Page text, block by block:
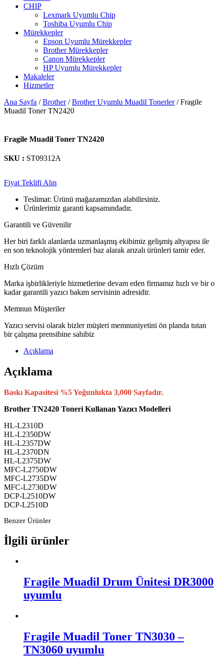
CHIP
Lexmark Uyumlu Chip
Toshiba Uyumlu Chip
Mürekkepler
Epson Uyumlu Mürekkepler
Brother Mürekkepler
Canon Mürekkepler
HP Uyumlu Mürekkepler
Makaleler
Hizmetler
Ana Sayfa /Brother/Brother Uyumlu Muadil Tonerler/ Fragile
Muadil Toner TN2420
Fragile Muadil Toner TN2420
SKU : ST09312A
Fiyat Teklifi Alın
Teslimat: Ürünü mağazamızdan alabilirsiniz.
Ürünlerimiz garanti kapsamındadır.
Garantili ve Güvenilir
Her biri farklı alanlarda uzmanlaşmış ekibimiz gelişmiş altyapısı ile
en son teknolojik yöntemleri baz alarak arızalı ürünleri tamir eder.
Hızlı Çözüm
Marka işbirlikleriyle hizmetlerine devam eden firmamız hızlı ve bir o
kadar garantili yazıcı bakım servisinin adresidir.
Memnun Müşteriler
Yazıcı servisi olarak bizler müşteri memnuniyetini ön planda tutan
bir çalışma prensibine sahibiz
Açıklama
Açıklama
Baskı Kapasitesi %5 Yoğunlukta 3,000 Sayfadır.
Brother TN2420 Toneri Kullanan Yazıcı Modelleri
HL-L2310D
HL-L2350DW
HL-L2357DW
HL-L2370DN
HL-L2375DW
MFC-L2750DW
MFC-L2735DW
MFC-L2730DW
DCP-L2510DW
DCP-L2510D
Benzer Ürünler
İlgili ürünler
Fragile Muadil Drum Ünitesi DR3000
uyumlu
Fragile Muadil Toner TN3030 –
TN3060 uyumlu